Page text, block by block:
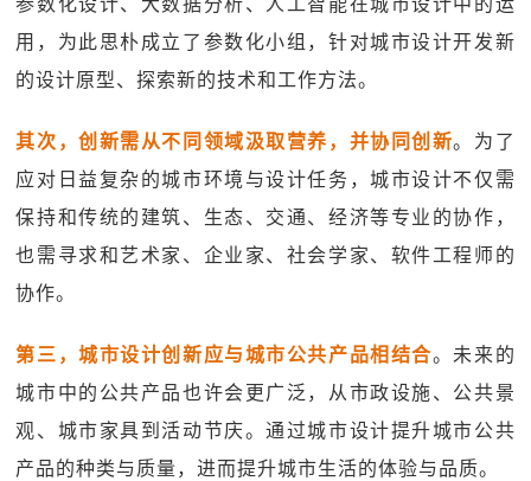
参数化设计、大数据分析、人工智能在城市设计中的运
用，为此思朴成立了参数化小组，针对城市设计开发新
的设计原型、探索新的技术和工作方法。
其次，创新需从不同领域汲取营养，并协同创新。为了
应对日益复杂的城市环境与设计任务，城市设计不仅需
保持和传统的建筑、生态、交通、经济等专业的协作，
也需寻求和艺术家、企业家、社会学家、软件工程师的
协作。
第三，城市设计创新应与城市公共产品相结合。未来的
城市中的公共产品也许会更广泛，从市政设施、公共景
观、城市家具到活动节庆。通过城市设计提升城市公共
产品的种类与质量，进而提升城市生活的体验与品质。